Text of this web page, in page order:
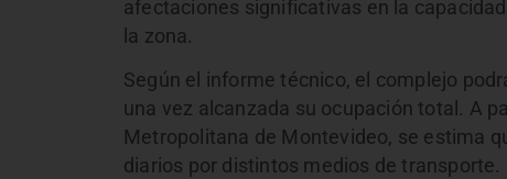
afectaciones significativas en la
la zona.
Según el informe técnico, el complejo
una vez alcanzada su ocupación total. A
Metropolitana de Montevideo, se estima
diarios por distintos medios de